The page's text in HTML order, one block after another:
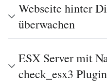
Webseite hinter
überwachen
ESX Server mit
check_esx3